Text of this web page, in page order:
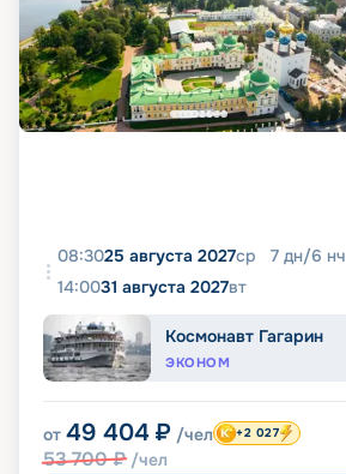
08:3025 августа 2027ср 7 дн/6 нч
14:0031 августа 2027вт
Космонавт Гагарин
ЭКОНОМ
от 49 404 ₽ /чел
53 700₽ /чел
+2 027